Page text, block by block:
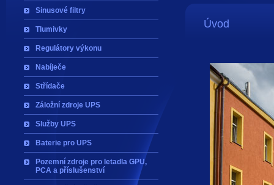
Sinusové filtry
Tlumivky
Regulátory výkonu
Nabíječe
Střídače
Záložní zdroje UPS
Služby UPS
Baterie pro UPS
Pozemní zdroje pro letadla GPU,
PCA a příslušenství
Úvod